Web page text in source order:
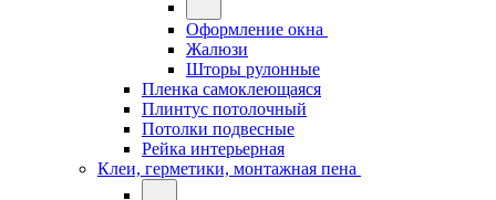
Оформление окна
Жалюзи
Шторы рулонные
Пленка самоклеющаяся
Плинтус потолочный
Потолки подвесные
Рейка интерьерная
Клеи, герметики, монтажная пена